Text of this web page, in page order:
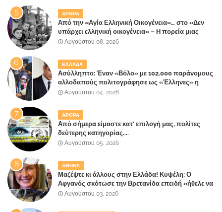
ΑΡΘΡΑ
Από την «Αγία Ελληνική Οικογένεια»… στο «Δεν
υπάρχει ελληνική οικογένεια» – Η πορεία μιας
κοινωνίας που κινδυνεύει να ξεχάσει ποια είναι
Αυγούστου 08, 2026
ΕΛΛΑΔΑ
Ασύλληπτο: Έναν «Βόλο» με 102.000 παράνομους
αλλοδαπούς πολιτογράφησε ως «Έλληνες» η
κυβέρνηση!
Αυγούστου 04, 2026
ΑΡΘΡΑ
Από σήμερα είμαστε κατ' επιλογή μας, πολίτες
δεύτερης κατηγορίας....
Αυγούστου 05, 2026
ΑΘΗΝΑ
Μαζέψτε κι άλλους στην Ελλάδα! Κυψέλη: Ο
Αφγανός σκότωσε την Βρετανίδα επειδή «ήθελε να
κάνει τη σύντροφό του χριστιανή»
Αυγούστου 03, 2026